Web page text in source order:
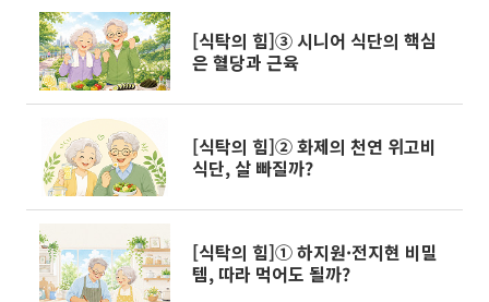
[식탁의 힘]③ 시니어 식단의 핵심
은 혈당과 근육
[식탁의 힘]② 화제의 천연 위고비
식단, 살 빠질까?
[식탁의 힘]① 하지원·전지현 비밀
템, 따라 먹어도 될까?